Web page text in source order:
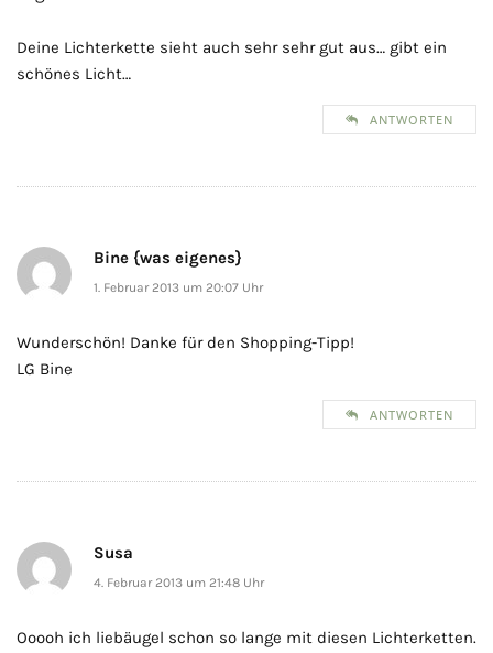
Deine Lichterkette sieht auch sehr sehr gut aus… gibt ein
schönes Licht…
ANTWORTEN
Bine {was eigenes}
1. Februar 2013 um 20:07 Uhr
Wunderschön! Danke für den Shopping-Tipp!
LG Bine
ANTWORTEN
Susa
4. Februar 2013 um 21:48 Uhr
Ooooh ich liebäugel schon so lange mit diesen Lichterketten.